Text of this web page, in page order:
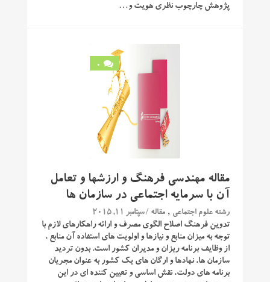
پژوهش چارچوب نظری هویت و…
0
مقاله مهندسی فرهنگ و ارزشها و تعامل
آن با سرمایه اجتماعی در سازمان ها
رشته علوم اجتماعی ,مقاله / سپتامبر 11, 2015
تدوین فرهنگ اصلاح الگوی مصرف و ارائه راهکارهای لازم با
توجه به میزان منابع و نیازها و اولویت های استفاده آن منابع ،
از وظایف برنامه ریزان و مدیران کشور است. بدون تردید
سازمان ها، نهادها و ارگان های یک کشور به عنوان مجریان
برنامه های دولت، نقش اساسی و تعیین کننده ای در این